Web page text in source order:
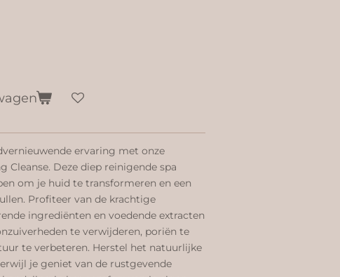
ervaring met onze
Cleanse. Deze diep reinigende spa
om je huid te transformeren en een
Profiteer van de krachtige
ingrediënten en voedende extracten
te verwijderen, poriën te
te verbeteren. Herstel het natuurlijke
je geniet van de rustgevende